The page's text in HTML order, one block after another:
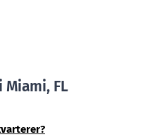
Miami, FL